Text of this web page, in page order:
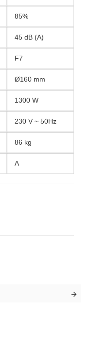
85%
45 dB (A)
F7
Ø160 mm
1300 W
230 V ~ 50Hz
86 kg
A